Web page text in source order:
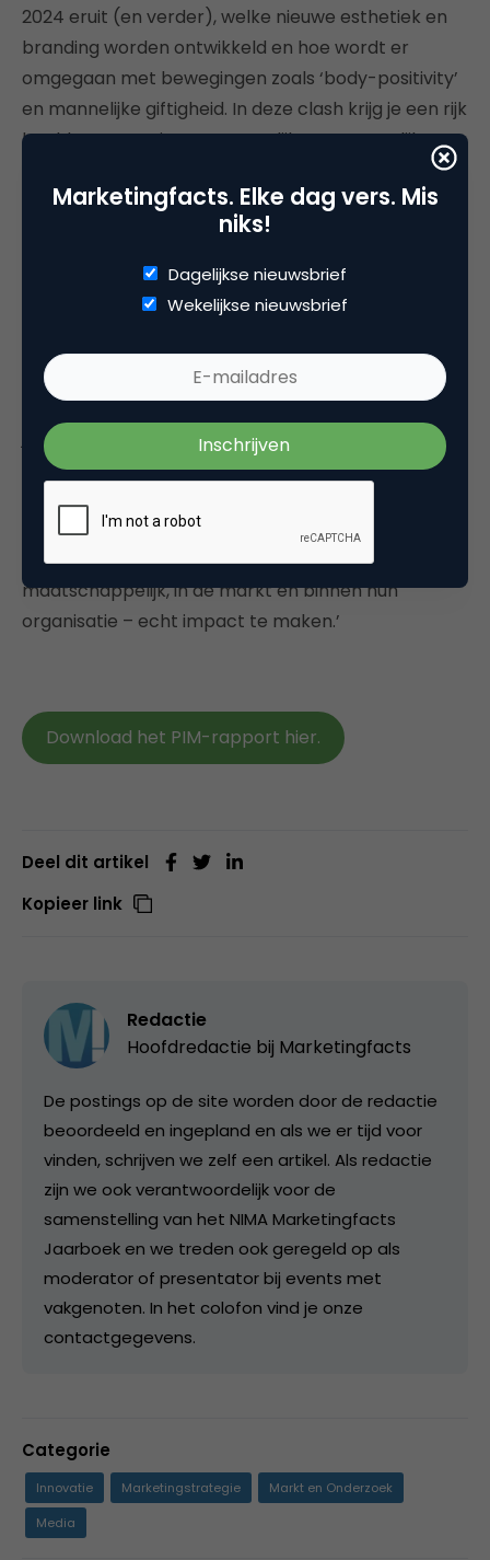
2024 eruit (en verder), welke nieuwe esthetiek en
branding worden ontwikkeld en hoe wordt er
omgegaan met bewegingen zoals ‘body-positivity’
en mannelijke giftigheid. In deze clash krijg je een rijk
beeld van een nieuwe vrouwelijke en mannelijke
Dit is de 19e editie van het rapport. Het
tijdens het TrendFest gepubliceerd. PIM
Bestuursleden Martine de Vries en Irma Bollen
succesvolle marketing en innovatie beginnen met
een scherpe blik op de wereld om ons heen. Ons
jaarlijkse Trendrapport gaat verder dan alleen
shareholdersbehoeften; het weerspiegelt
maatschappelijke ontwikkelingen en vertaalt deze
naar praktische actiepunten. Zo stellen we
marketeers in staat om op alle niveaus –
maatschappelijk, in de markt en binnen hun
organisatie – echt impact te maken.’
Download het PIM-rapport hier.
Deel dit artikel
Kopieer link
Redactie
Hoofdredactie bij Marketingfacts
De postings op de site worden door de redactie
beoordeeld en ingepland en als we er tijd voor
vinden, schrijven we zelf een artikel. Als redactie
zijn we ook verantwoordelijk voor de
samenstelling van het NIMA Marketingfacts
Jaarboek en we treden ook geregeld op als
moderator of presentator bij events met
vakgenoten. In het colofon vind je onze
contactgegevens.
Categorie
Innovatie Marketingstrategie
Markt en Onderzoek
Media
Marketingfacts. Elke dag vers. Mis
niks!
Dagelijkse nieuwsbrief
Wekelijkse nieuwsbrief